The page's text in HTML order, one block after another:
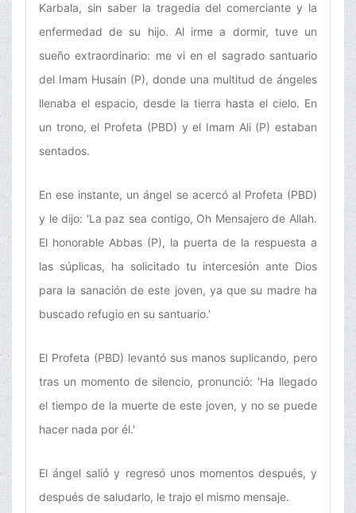
Karbala, sin saber la tragedia del comerciante y la
enfermedad de su hijo. Al irme a dormir, tuve un
sueño extraordinario: me vi en el sagrado santuario
del Imam Husain (P), donde una multitud de ángeles
llenaba el espacio, desde la tierra hasta el cielo. En
un trono, el Profeta (PBD) y el Imam Ali (P) estaban
sentados.
En ese instante, un ángel se acercó al Profeta (PBD)
y le dijo: 'La paz sea contigo, Oh Mensajero de Allah.
El honorable Abbas (P), la puerta de la respuesta a
las súplicas, ha solicitado tu intercesión ante Dios
para la sanación de este joven, ya que su madre ha
buscado refugio en su santuario.'
El Profeta (PBD) levantó sus manos suplicando, pero
tras un momento de silencio, pronunció: 'Ha llegado
el tiempo de la muerte de este joven, y no se puede
hacer nada por él.'
El ángel salió y regresó unos momentos después, y
después de saludarlo, le trajo el mismo mensaje.